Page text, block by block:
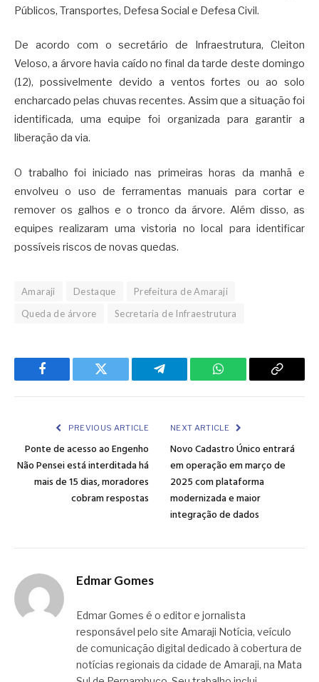
Públicos, Transportes, Defesa Social e Defesa Civil.
De acordo com o secretário de Infraestrutura, Cleiton
Veloso, a árvore havia caído no final da tarde deste domingo
(12), possivelmente devido a ventos fortes ou ao solo
encharcado pelas chuvas recentes. Assim que a situação foi
identificada, uma equipe foi organizada para garantir a
liberação da via.
O trabalho foi iniciado nas primeiras horas da manhã e
envolveu o uso de ferramentas manuais para cortar e
remover os galhos e o tronco da árvore. Além disso, as
equipes realizaram uma vistoria no local para identificar
possíveis riscos de novas quedas.
Amaraji Destaque
Prefeitura de Amaraji
Queda de árvore
Secretaria de Infraestrutura
Facebook Twitter Telegram WhatsApp Copy
PREVIOUS ARTICLE
Ponte de acesso ao Engenho
Não Pensei está interditada há
mais de 15 dias, moradores
cobram respostas
NEXT ARTICLE
Novo Cadastro Único entrará
em operação em março de
2025 com plataforma
modernizada e maior
integração de dados
Edmar Gomes
Edmar Gomes é o editor e jornalista
responsável pelo site Amaraji Notícia, veículo
de comunicação digital dedicado à cobertura de
notícias regionais da cidade de Amaraji, na Mata